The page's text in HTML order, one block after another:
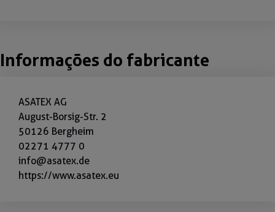
Informações do fabricante
ASATEX AG
August-Borsig-Str. 2
50126 Bergheim
02271 4777 0
info@asatex.de
https://www.asatex.eu